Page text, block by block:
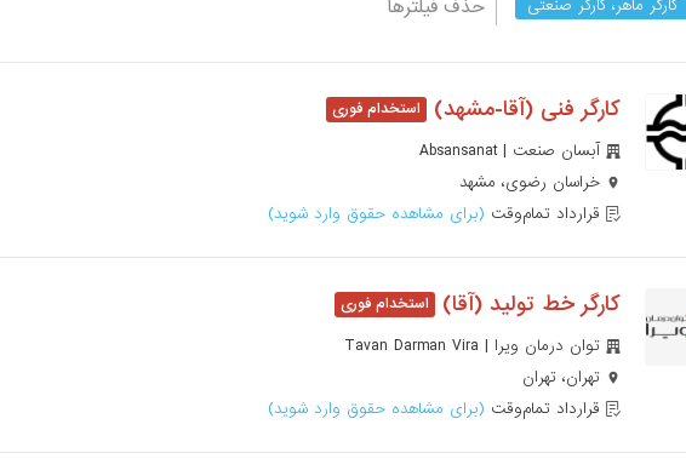
کارگر ماهر، کارگر صنعتی
حذف فیلترها
کارگر فنی (آقا-مشهد)
آبسان صنعت | Absansanat
خراسان رضوی، مشهد
قرارداد تمام‌وقت (برای مشاهده حقوق وارد شوید)
کارگر خط تولید (آقا)
توان درمان ویرا | Tavan Darman Vira
تهران، تهران
قرارداد تمام‌وقت (برای مشاهده حقوق وارد شوید)